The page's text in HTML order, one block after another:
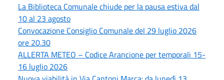
La Biblioteca Comunale chiude per la pausa estiva dal
10 al 23 agosto
Convocazione Consiglio Comunale del 29 luglio 2026
ore 20.30
ALLERTA METEO – Codice Arancione per temporali 15-
16 luglio 2026